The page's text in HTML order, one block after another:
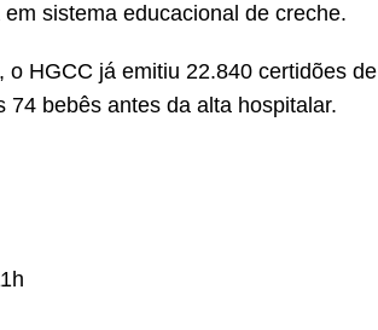
sistema educacional de creche.
HGCC já emitiu 22.840 certidões de
bebês antes da alta hospitalar.